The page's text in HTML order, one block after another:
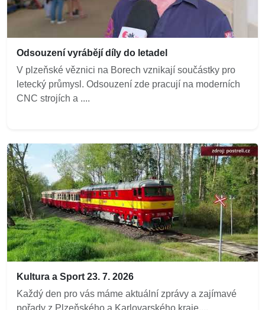
Odsouzení vyrábějí díly do letadel
V plzeňské věznici na Borech vznikají součástky pro
letecký průmysl. Odsouzení zde pracují na moderních
CNC strojích a ....
Kultura a Sport 23. 7. 2026
Každý den pro vás máme aktuální zprávy a zajímavé
pořady z Plzeňského a Karlovarského kraje....